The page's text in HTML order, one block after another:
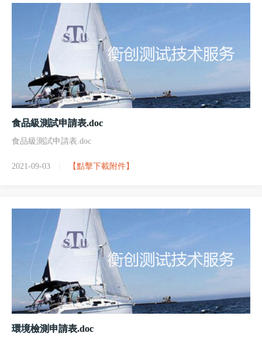
食品級測試申請表.doc
食品級測試申請表.doc
2021-09-03 【點擊下載附件】
環境檢測申請表.doc